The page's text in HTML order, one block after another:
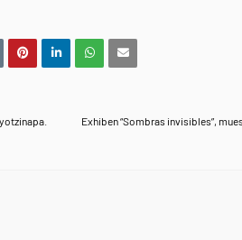
Exhiben “Sombras invisibles”,